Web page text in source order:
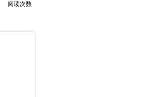
阅读次数